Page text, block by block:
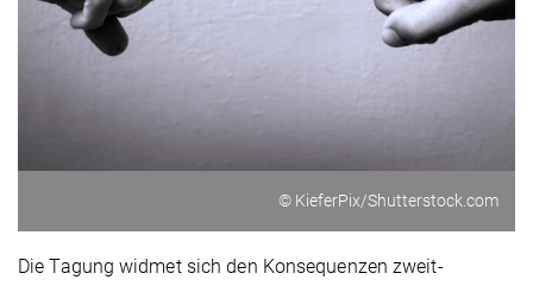
© KieferPix/Shutterstock.com
Die Tagung widmet sich den Konsequenzen zweit-